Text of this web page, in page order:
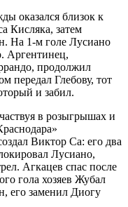
оказался близок к
Кисляка, затем
На 1-м голе Лусиано
Аргентинец,
продолжил
передал Глебову, тот
и забил.
в розыгрышах и
Виктор Са: его два
Лусиано,
Агкацев спас после
гола хозяев Жубал
его заменил Диогу